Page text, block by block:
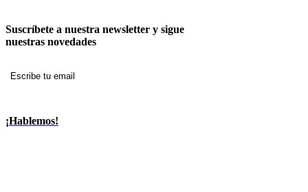
Suscríbete a nuestra newsletter y sigue
nuestras novedades
¡Hablemos!